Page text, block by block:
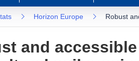
Horizon Europe Robust
and